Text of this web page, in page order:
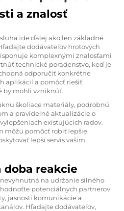
a znalosť
ide ďalej ako len základné
dodávateľov hrotových
komplexnými znalosťami
technické poradenstvo, keď je
odporučiť konkrétne
aplikácií a pomôcť riešiť
by mohli vzniknúť.
školiace materiály, podrobnú
a pravidelné aktualizácie o
existujúcich radov.
môžu pomôcť robiť lepšie
lepší servis vašim
doba reakcie
na udržanie silného
potenciálnych partnerov
jasnosti komunikácie a
Hľadajte dodávateľov,